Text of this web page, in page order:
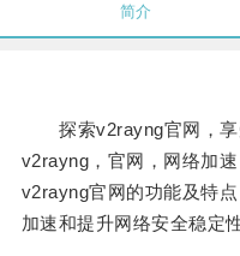
简介
探索v2rayng官网，享
v2rayng，官网，网络加
v2rayng官网的功能及特
加速和提升网络安全稳定